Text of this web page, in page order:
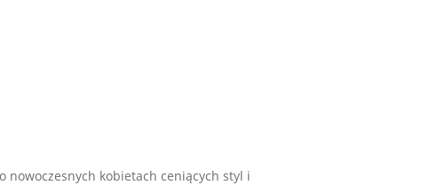
nowoczesnych kobietach ceniących styl i